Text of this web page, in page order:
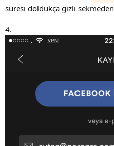
süresi doldukça gizli
4.